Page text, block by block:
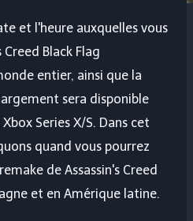
et l'heure auxquelles vous
Creed Black Flag
entier, ainsi que la
sera disponible
Series X/S. Dans cet
quand vous pourrez
de Assassin's Creed
et en Amérique latine.